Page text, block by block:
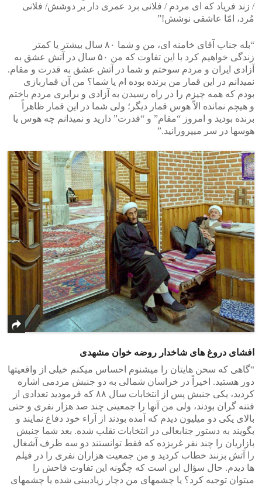
/ زند فریاد که ای مردم / فلانی برد عمری دار بر دوشش/ فلانی
مُرد، امّا عاشقی نوشش!”
“بله جناب آقای خامنه ای، من و شما ۸۰ سال بیشتر یا کمتر
زندگی خواهیم کرد با این تفاوت که من ۵۰ سال در آتش عشق به
آزادی ایران و مردم سوختم و شما در آتش عشق به قدرت و مقام.
نمیدانم در این قمار من برنده بوده ام یا شما؟ من آن قماربازی
بودم که همه چیزم را در راه رسیدن به آزادی و برابری مردم باختم
و هیچم نمانده الاّ هوس قمار دیگر؛ ولی شما در این قمار ظاهراً
برنده بودید و امروز “مقام” و “قدرت” دارید و نمیدانم چه هوس یا
هوسها در سر میپرورانید.”
افشای دروغ های شاخدار روضه خوان مشهدی
“گاهی که سخن هایتان را میشنوم احساس میکنم خیلی از واقعیتها
دور هستید. اخیراً در خراسان شمالی به دو جنبش مردمی اشاره
کردید، یکی جنبش پس از انتخابات سال ۸۸ که فرمودید تعدادی از
فتنه گران بودند، ولی من آنها را جمعیتی چند صد هزار نفری و حتی
بالای یکی دو میلیون دیدم که آمده بودند از آراء خود دفاع نمایند و
بگویند به دستور جنابعالی در انتخابات تقلب شده. بعد شما جنبش
بازاریان را چند نفر غربزده که فقط توانستند دو سه ظرف آشغال
را آتش بزنند خطاب کردید و من جمعیت هزاران نفری را در فیلم
ها دیدم. حال سؤال این است که چگونه این تفاوت فاحش را
میتوان توجیه کرد؟ یا چشمهای من دچار زیادبینی شده یا چشمهای